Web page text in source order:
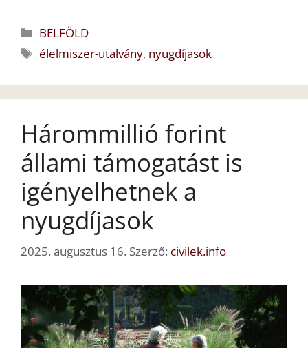
Kategória
BELFÖLD
Címkék
élelmiszer-utalvány, nyugdíjasok
Hárommillió forint
állami támogatást is
igényelhetnek a
nyugdíjasok
2025. augusztus 16. Szerző: civilek.info